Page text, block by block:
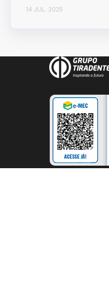
14 JUL. 2025